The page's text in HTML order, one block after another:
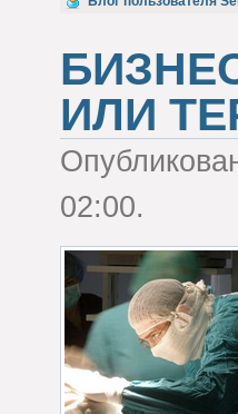
ИЛИ
02:00.